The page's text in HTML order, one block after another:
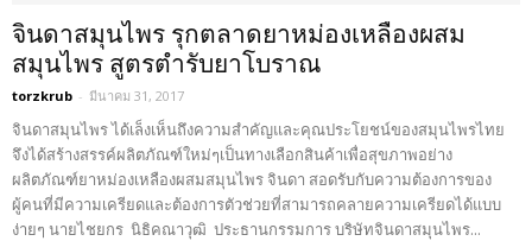
จินดาสมุนไพร รุกตลาดยาหม่องเหลืองผสม
สมุนไพร สูตรตำรับยาโบราณ
torzkrub - มีนาคม 31, 2017
จินดาสมุนไพร ได้เล็งเห็นถึงความสำคัญและคุณประโยชน์ของสมุนไพรไทย
จึงได้สร้างสรรค์ผลิตภัณฑ์ใหม่ๆเป็นทางเลือกสินค้าเพื่อสุขภาพอย่าง
ผลิตภัณฑ์ยาหม่องเหลืองผสมสมุนไพร จินดา สอดรับกับความต้องการของ
ผู้คนที่มีความเครียดและต้องการตัวช่วยที่สามารถคลายความเครียดได้แบบ
ง่ายๆ นายไชยกร นิธิคณาวุฒิ ประธานกรรมการ บริษัทจินดาสมุนไพร...